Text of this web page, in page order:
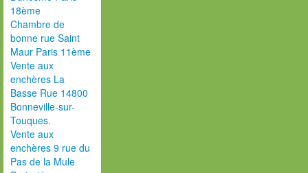
18ème
Chambre de
bonne rue Saint
Maur Paris 11ème
Vente aux
enchères La
Basse Rue 14800
Bonneville-sur-
Touques.
Vente aux
enchères 9 rue du
Pas de la Mule